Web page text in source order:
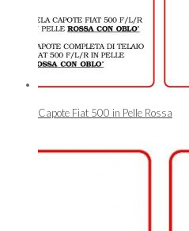
Capote Fiat 500 in Pelle Rossa